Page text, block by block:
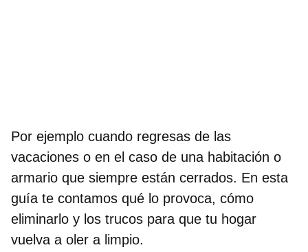
Por ejemplo cuando regresas de las
vacaciones o en el caso de una habitación o
armario que siempre están cerrados. En esta
guía te contamos qué lo provoca, cómo
eliminarlo y los trucos para que tu hogar
vuelva a oler a limpio.